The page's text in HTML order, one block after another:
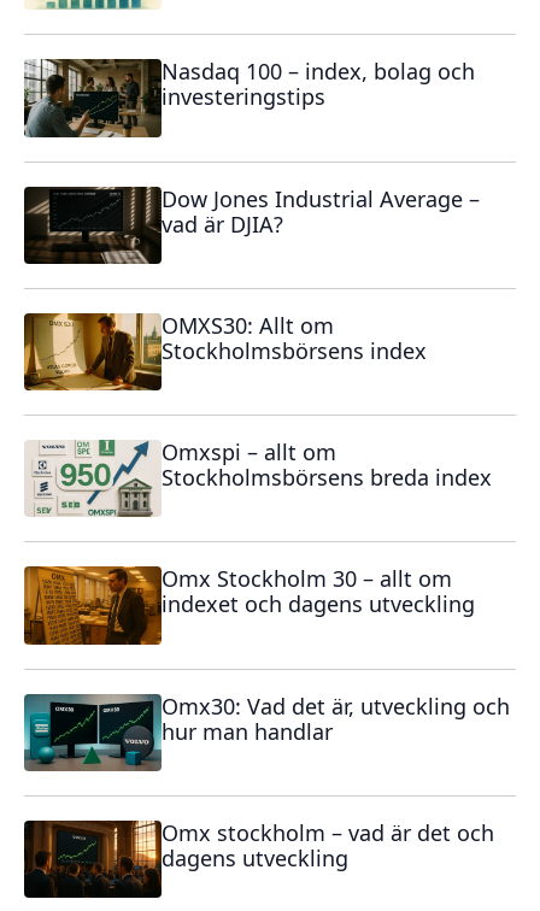
Nasdaq 100 – index, bolag och
investeringstips
Dow Jones Industrial Average –
vad är DJIA?
OMXS30: Allt om
Stockholmsbörsens index
Omxspi – allt om
Stockholmsbörsens breda index
Omx Stockholm 30 – allt om
indexet och dagens utveckling
Omx30: Vad det är, utveckling och
hur man handlar
Omx stockholm – vad är det och
dagens utveckling